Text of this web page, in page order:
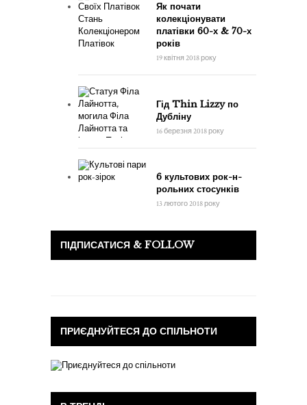
Як почати
колекціонувати
платівки 60-х & 70-х
років
19 квітня 2018 року
Гід Thin Lizzy по
Дубліну
16 березня 2018 року
6 культових рок-н-
рольних стосунків
13 лютого 2018 року
ПІДПИСАТИСЯ & FOLLOW
ПРИЄДНУЙТЕСЯ ДО СПІЛЬНОТИ